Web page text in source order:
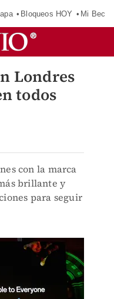
Bloqueos HOY Mi Beca
Londres
todos
con la marca
brillante y
para seguir